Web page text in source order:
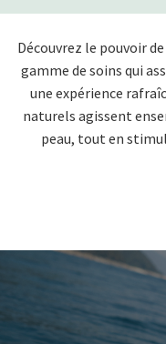
Découvrez le pouvoir
gamme de soins qui
une expérience
naturels agissent
peau, tout en